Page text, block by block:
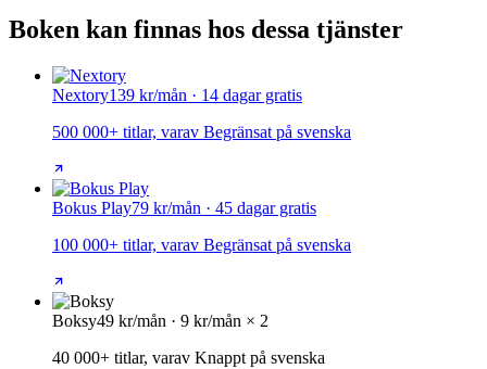
Boken kan finnas hos dessa tjänster
Nextory139 kr/mån · 14 dagar gratis
500 000+ titlar, varav Begränsat på svenska
Bokus Play79 kr/mån · 45 dagar gratis
100 000+ titlar, varav Begränsat på svenska
Boksy49 kr/mån · 9 kr/mån × 2
40 000+ titlar, varav Knappt på svenska